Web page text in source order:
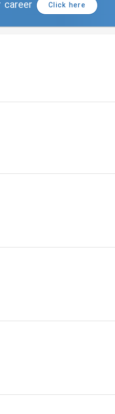
Click here